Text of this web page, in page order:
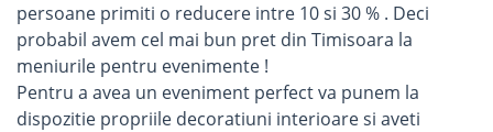
persoane primiti o reducere intre 10 si 30 % . Deci
probabil avem cel mai bun pret din Timisoara la
meniurile pentru evenimente !
Pentru a avea un eveniment perfect va punem la
dispozitie propriile decoratiuni interioare si aveti